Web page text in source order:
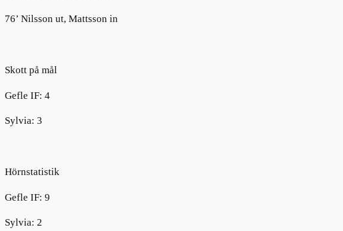
76’ Nilsson ut, Mattsson in
Skott på mål
Gefle IF: 4
Sylvia: 3
Hörnstatistik
Gefle IF: 9
Sylvia: 2